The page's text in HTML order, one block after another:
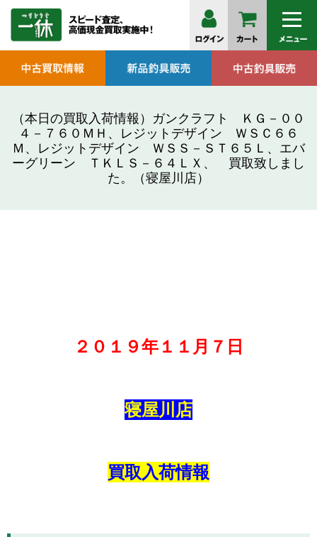
（本日の買取入荷情報）ガンクラフト ＫＧ－００
４－７６０ＭＨ、レジットデザイン ＷＳＣ６６
Ｍ、レジットデザイン ＷＳＳ－ＳＴ６５Ｌ、エバ
ーグリーン ＴＫＬＳ－６４ＬＸ、 買取致しまし
た。（寝屋川店）
２０１９年１１月７日
寝屋川店
買取入荷情報